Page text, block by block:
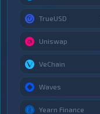
TrueUSD
Uniswap
VeChain
Waves
Yearn Finance